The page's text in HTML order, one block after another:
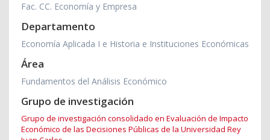
Fac. CC. Economía y Empresa
Departamento
Economía Aplicada I e Historia e Instituciones Económicas
Área
Fundamentos del Análisis Económico
Grupo de investigación
Grupo de investigación consolidado en Evaluación de Impacto
Económico de las Decisiones Públicas de la Universidad Rey